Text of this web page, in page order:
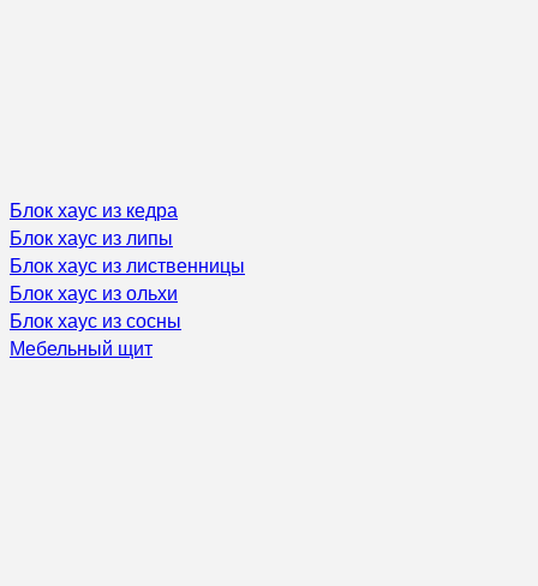
Блок хаус из кедра
Блок хаус из липы
Блок хаус из лиственницы
Блок хаус из ольхи
Блок хаус из сосны
Мебельный щит